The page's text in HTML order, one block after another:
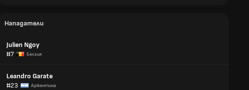
Нападатели
Julien Ngoy
#7
Белгия
Leandro Garate
#23
Аржентина